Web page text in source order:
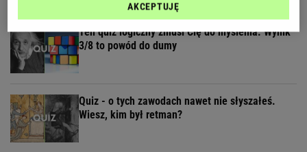
Ten quiz logiczny zmusi Cię do myślenia. Wynik
3/8 to powód do dumy
Quiz - o tych zawodach nawet nie słyszałeś.
Wiesz, kim był retman?
AKCEPTUJĘ